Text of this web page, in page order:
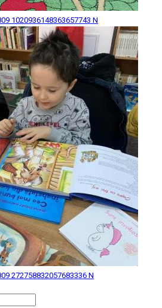
1020936148363657743 N
272758832057683336 N